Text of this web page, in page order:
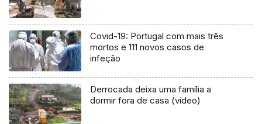
Covid-19: Portugal com mais três
mortos e 111 novos casos de
infeção
Derrocada deixa uma família a
dormir fora de casa (vídeo)